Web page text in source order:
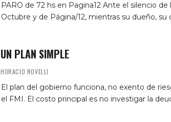
PARO de 72 hs en Pagina12 Ante el silencio
Octubre y de Página/12, mientras su dueño, su
UN PLAN SIMPLE
HORACIO ROVELLI
El plan del gobierno funciona, no exento de
el FMI. El costo principal es no investigar la